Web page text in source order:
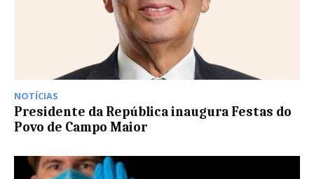
NOTÍCIAS
Presidente da República inaugura Festas do
Povo de Campo Maior